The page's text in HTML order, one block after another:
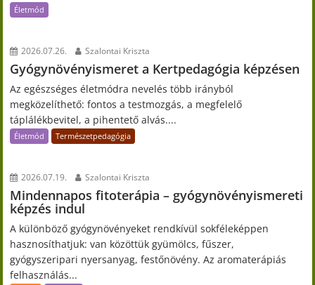
Életmód
2026.07.26. Szalontai Kriszta
Gyógynövényismeret a Kertpedagógia képzésen
Az egészséges életmódra nevelés több irányból
megközelíthető: fontos a testmozgás, a megfelelő
táplálékbevitel, a pihentető alvás....
Életmód Természetpedagógia
2026.07.19. Szalontai Kriszta
Mindennapos fitoterápia – gyógynövényismereti
képzés indul
A különböző gyógynövényeket rendkívül sokféleképpen
hasznosíthatjuk: van közöttük gyümölcs, fűszer,
gyógyszeripari nyersanyag, festőnövény. Az aromaterápiás
felhasználás...